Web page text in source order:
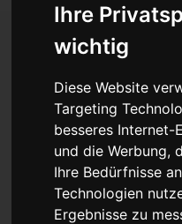
Ihre
wichtig
Diese Website
Targeting
besseres Internet-
und die Werbung,
Ihre Bedürfnisse
Technologien
Ergebnisse zu
Roman des